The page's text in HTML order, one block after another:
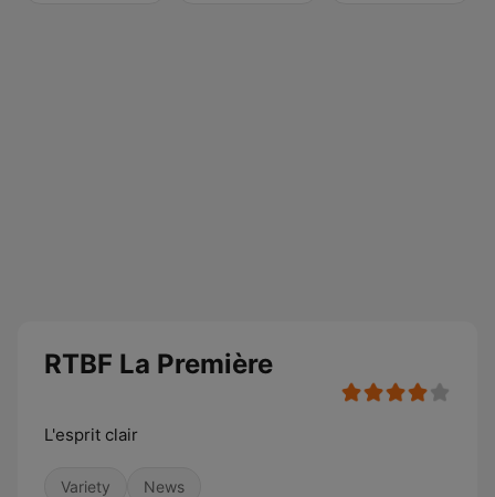
RTBF La Première
L'esprit clair
Variety News